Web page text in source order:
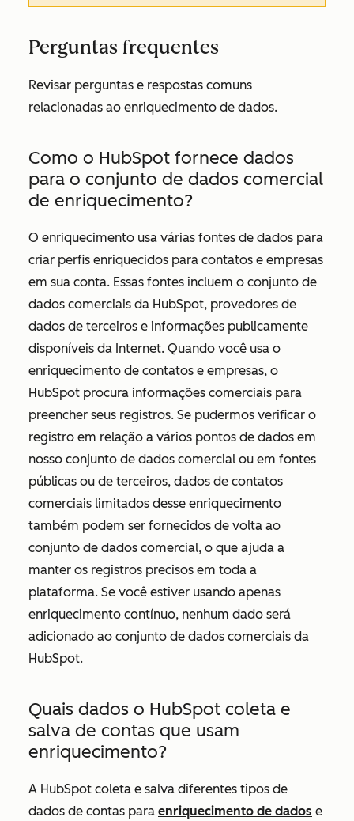
Perguntas frequentes
Revisar perguntas e respostas comuns
relacionadas ao enriquecimento de dados.
Como o HubSpot fornece dados
para o conjunto de dados comercial
de enriquecimento?
O enriquecimento usa várias fontes de dados para
criar perfis enriquecidos para contatos e empresas
em sua conta. Essas fontes incluem o conjunto de
dados comerciais da HubSpot, provedores de
dados de terceiros e informações publicamente
disponíveis da Internet. Quando você usa o
enriquecimento de contatos e empresas, o
HubSpot procura informações comerciais para
preencher seus registros. Se pudermos verificar o
registro em relação a vários pontos de dados em
nosso conjunto de dados comercial ou em fontes
públicas ou de terceiros, dados de contatos
comerciais limitados desse enriquecimento
também podem ser fornecidos de volta ao
conjunto de dados comercial, o que ajuda a
manter os registros precisos em toda a
plataforma. Se você estiver usando apenas
enriquecimento contínuo, nenhum dado será
adicionado ao conjunto de dados comerciais da
HubSpot.
Quais dados o HubSpot coleta e
salva de contas que usam
enriquecimento?
A HubSpot coleta e salva diferentes tipos de
dados de contas para enriquecimento de dados e